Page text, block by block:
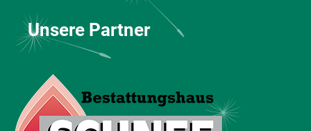
Unsere Partner